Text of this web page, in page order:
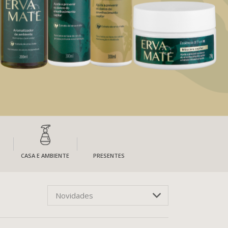
CASA E AMBIENTE PRESENTES